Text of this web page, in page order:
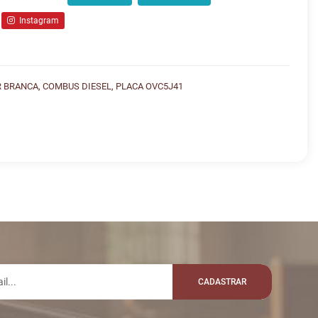
Instagram
COMBUS DIESEL, PLACA OVC5J41
CADASTRAR